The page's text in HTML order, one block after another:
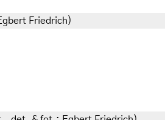
Friedrich)